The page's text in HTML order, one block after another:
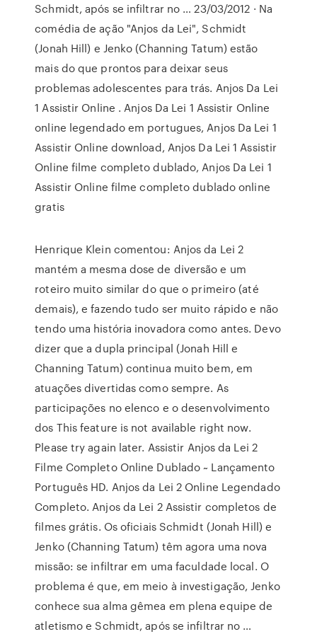
Schmidt, após se infiltrar no … 23/03/2012 · Na
comédia de ação "Anjos da Lei", Schmidt
(Jonah Hill) e Jenko (Channing Tatum) estão
mais do que prontos para deixar seus
problemas adolescentes para trás. Anjos Da Lei
1 Assistir Online . Anjos Da Lei 1 Assistir Online
online legendado em portugues, Anjos Da Lei 1
Assistir Online download, Anjos Da Lei 1 Assistir
Online filme completo dublado, Anjos Da Lei 1
Assistir Online filme completo dublado online
gratis
Henrique Klein comentou: Anjos da Lei 2
mantém a mesma dose de diversão e um
roteiro muito similar do que o primeiro (até
demais), e fazendo tudo ser muito rápido e não
tendo uma história inovadora como antes. Devo
dizer que a dupla principal (Jonah Hill e
Channing Tatum) continua muito bem, em
atuações divertidas como sempre. As
participações no elenco e o desenvolvimento
dos This feature is not available right now.
Please try again later. Assistir Anjos da Lei 2
Filme Completo Online Dublado ~ Lançamento
Português HD. Anjos da Lei 2 Online Legendado
Completo. Anjos da Lei 2 Assistir completos de
filmes grátis. Os oficiais Schmidt (Jonah Hill) e
Jenko (Channing Tatum) têm agora uma nova
missão: se infiltrar em uma faculdade local. O
problema é que, em meio à investigação, Jenko
conhece sua alma gêmea em plena equipe de
atletismo e Schmidt, após se infiltrar no …